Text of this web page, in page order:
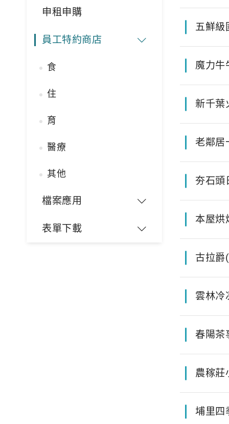
申租申購
員工特約商店
食
住
育
醫療
其他
檔案應用
表單下載
五鮮級
魔力牛
新千葉
老鄰居
夯石頭
本屋烘
古拉爵
雲林冷
春陽茶
農稼莊
埔里四